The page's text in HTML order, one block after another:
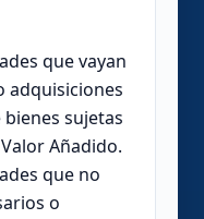
que vayan
adquisiciones
sujetas
Añadido.
que no
o